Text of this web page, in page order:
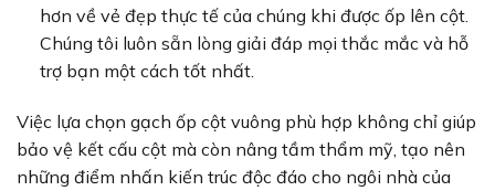
hơn về vẻ đẹp thực tế của chúng khi được ốp lên cột.
Chúng tôi luôn sẵn lòng giải đáp mọi thắc mắc và hỗ
trợ bạn một cách tốt nhất.
Việc lựa chọn gạch ốp cột vuông phù hợp không chỉ giúp
bảo vệ kết cấu cột mà còn nâng tầm thẩm mỹ, tạo nên
những điểm nhấn kiến trúc độc đáo cho ngôi nhà của